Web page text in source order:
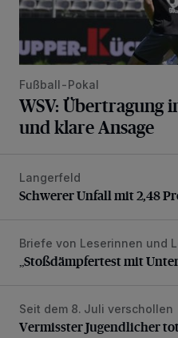
Fußball-Pokal
WSV: Übertragung
und klare Ansage
Schwerer Unfall mit 2,48
Langerfeld
Schwerer Unfall mit 2,48
„Stoßdämpfertest mit
Briefe von Leserinnen und
„Stoßdämpfertest mit
Vermisster Jugendlicher tot
Seit dem 8. Juli verschollen
Vermisster Jugendlicher